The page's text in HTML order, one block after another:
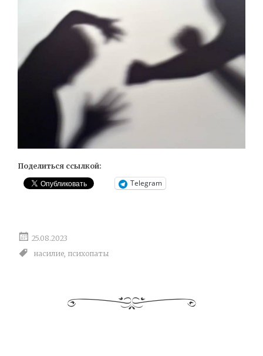
Поделиться ссылкой:
Telegram
25.08.2023
насилие психопаты